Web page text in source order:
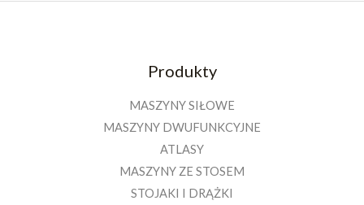
Produkty
MASZYNY SIŁOWE
MASZYNY DWUFUNKCYJNE
ATLASY
MASZYNY ZE STOSEM
STOJAKI I DRĄŻKI